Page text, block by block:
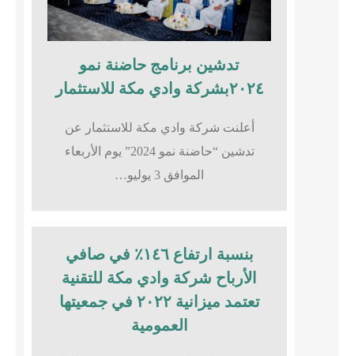
تدشين برنامج حاضنة نمو
٢٠٢٤بشركة وادي مكة للاستثمار
أعلنت شركة وادي مكة للاستثمار عن
تدشين “حاضنة نمو 2024” يوم الأربعاء
الموافق 3 يوليو…
بنسبة ارتفاع ١٤٦٪؜ في صافي
الأرباح شركة وادي مكة للتقنية
تعتمد ميزانية ٢٠٢٢ في جمعيتها
العمومية